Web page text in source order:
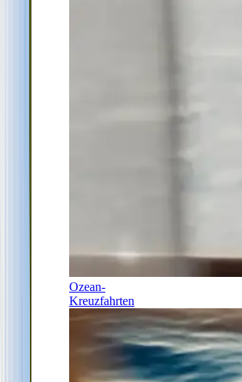
Ozean-
Kreuzfahrten